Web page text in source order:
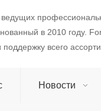
в 2010 году.
всего
Новости